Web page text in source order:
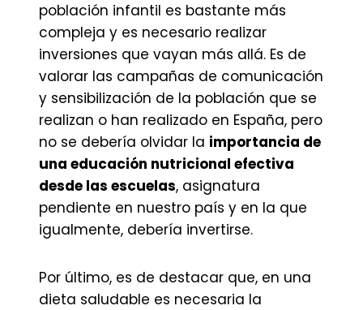
población infantil es bastante más
compleja y es necesario realizar
inversiones que vayan más allá. Es de
valorar las campañas de comunicación
y sensibilización de la población que se
realizan o han realizado en España, pero
no se debería olvidar la importancia de
una educación nutricional efectiva
desde las escuelas, asignatura
pendiente en nuestro país y en la que
igualmente, debería invertirse.
Por último, es de destacar que, en una
dieta saludable es necesaria la